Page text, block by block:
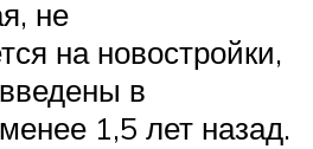
не
на новостройки,
в
1,5 лет назад.